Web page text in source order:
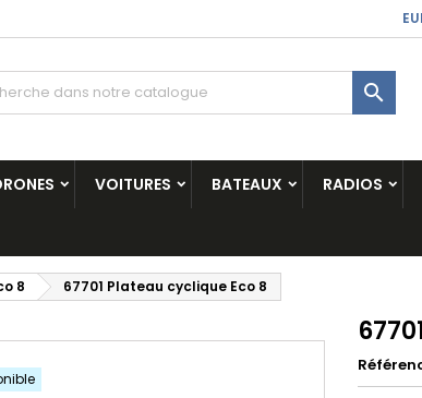

VOITURES BATEAUX RADIOS
8 67701 Plateau cyclique Eco 8